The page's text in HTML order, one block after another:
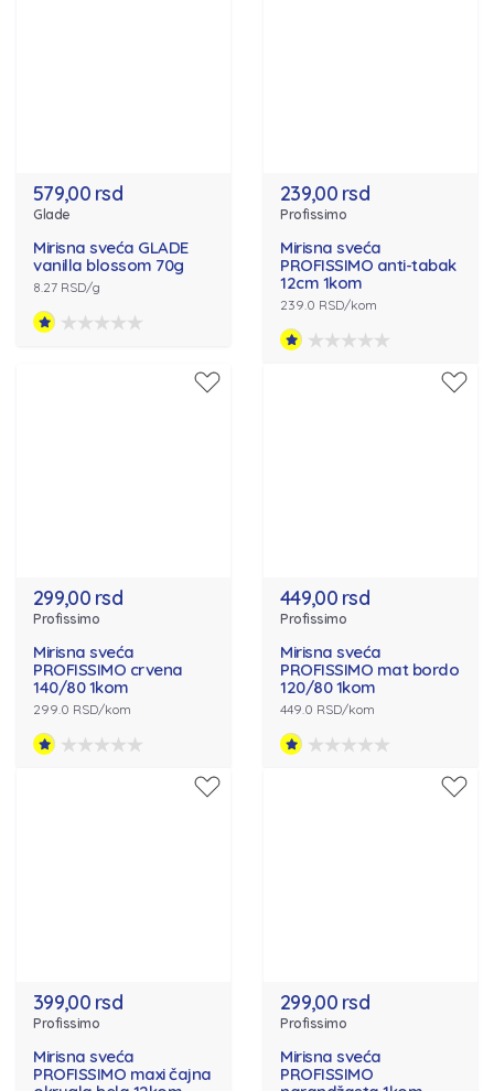
579,00 rsd
Glade
Mirisna sveća GLADE
vanilla blossom 70g
8.27 RSD/g
239,00 rsd
Profissimo
Mirisna sveća
PROFISSIMO anti-tabak
12cm 1kom
239.0 RSD/kom
299,00 rsd
Profissimo
Mirisna sveća
PROFISSIMO crvena
140/80 1kom
299.0 RSD/kom
449,00 rsd
Profissimo
Mirisna sveća
PROFISSIMO mat bordo
120/80 1kom
449.0 RSD/kom
399,00 rsd
Profissimo
Mirisna sveća
PROFISSIMO maxi čajna
299,00 rsd
Profissimo
Mirisna sveća
PROFISSIMO